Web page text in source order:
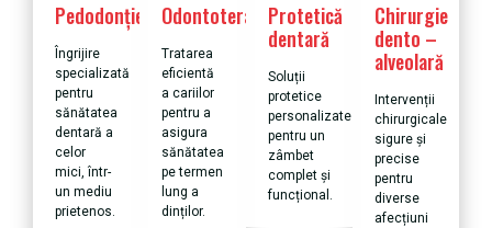
Pedodonție
Îngrijire
specializată
pentru
sănătatea
dentară a
celor
mici, într-
un mediu
prietenos.
Odontoterapie
Tratarea
eficientă
a cariilor
pentru a
asigura
sănătatea
pe termen
lung a
dinților.
Protetică
dentară
Soluții
protetice
personalizate
pentru un
zâmbet
complet și
funcțional.
Chirurgie
dento –
alveolară
Intervenții
chirurgicale
sigure și
precise
pentru
diverse
afecțiuni